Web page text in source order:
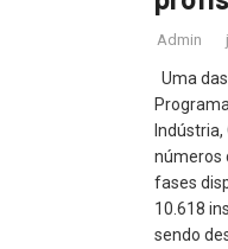
Admin
Uma
Indústria,
números
fases
10.618
sendo